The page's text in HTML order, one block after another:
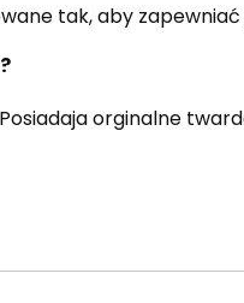
tak, aby
orginalne